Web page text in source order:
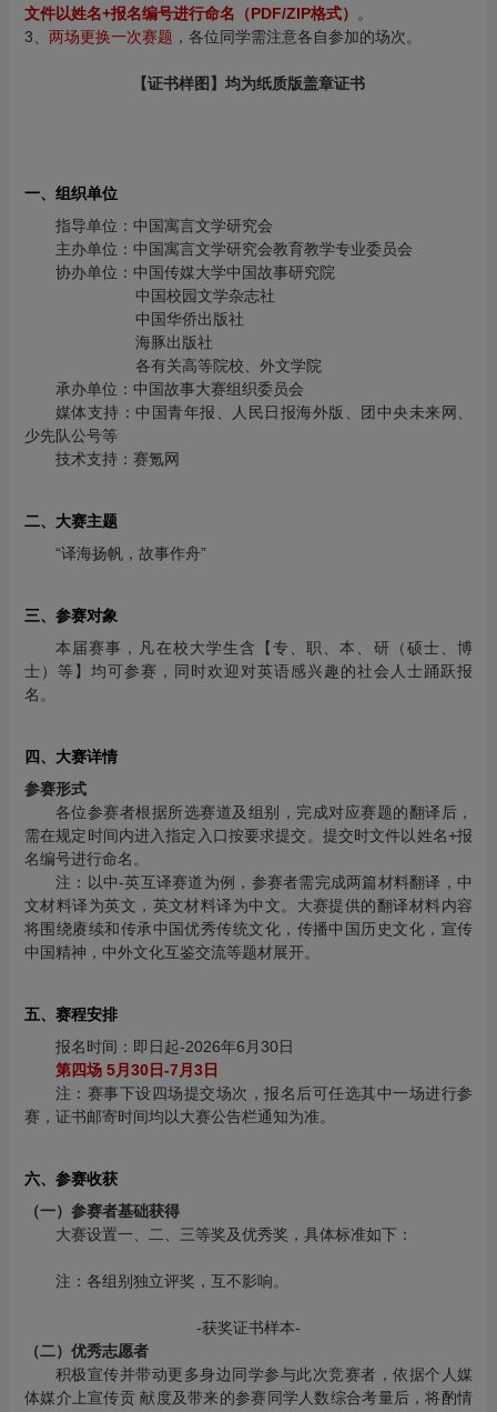
文件以姓名+报名编号进行命名（PDF/ZIP格式）
。
3、 两场更换一次赛题 ，各位同学需注意各自参加的场次。
【证书样图】均为纸质版盖章证书
一、组织单位
指导单位：中国寓言文学研究会
主办单位：中国寓言文学研究会教育教学专业委员会
协办单位：中国传媒大学中国故事研究院
中国校园文学杂志社
中国华侨出版社
海豚出版社
各有关高等院校、外文学院
承办单位：中国故事大赛组织委员会
媒体支持：中国青年报、人民日报海外版、团中央未来网、
少先队公号等
技术支持：赛氪网
二、大赛主题
“译海扬帆，故事作舟”
三、参赛对象
本届赛事，凡在校大学生含【专、职、本、研（硕士、博
士）等】均可参赛，同时欢迎对英语感兴趣的社会人士踊跃报
名。
四、大赛详情
参赛形式
各位参赛者根据所选赛道及组别，完成对应赛题的翻译后，
需在规定时间内进入指定入口按要求提交。提交时文件以姓名+报
名编号进行命名。
注：以中-英互译赛道为例，参赛者需完成两篇材料翻译，中
文材料译为英文，英文材料译为中文。大赛提供的翻译材料内容
将围绕赓续和传承中国优秀传统文化，传播中国历史文化，宣传
中国精神，中外文化互鉴交流等题材展开。
五、赛程安排
报名时间：即日起-2026年6月30日
第四场 5月30日-7月3日
注：赛事下设四场提交场次，报名后可任选其中一场进行参
赛，证书邮寄时间均以大赛公告栏通知为准。
六、参赛收获
（一）参赛者基础获得
大赛设置一、二、三等奖及优秀奖，具体标准如下：
注：各组别独立评奖，互不影响。
-获奖证书样本-
（二） 优秀志愿者
积极宣传并带动更多身边同学参与此次竞赛者，依据个人媒
体媒介上宣传贡 献度及带来的参赛同学人数综合考量后，将酌情